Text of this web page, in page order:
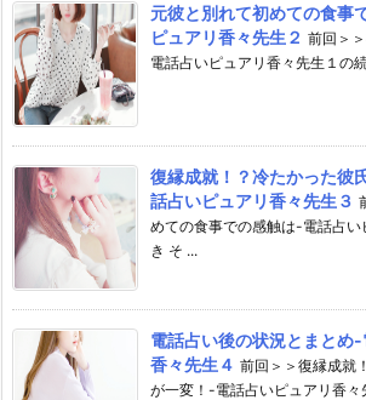
元彼と別れて初めての食事
ピュアリ香々先生２ 前回＞
電話占いピュアリ香々先生１の
復縁成就！？冷たかった彼
話占いピュアリ香々先生３
めての食事での感触は-電話占
き そ ...
電話占い後の状況とまとめ-
香々先生４ 前回＞＞復縁成就
が一変！-電話占いピュアリ香々